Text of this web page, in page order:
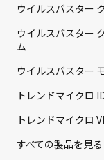
ウイルスバスター
ウイルスバスター
ム
ウイルスバスター
トレンドマイクロ
トレンドマイクロ
すべての製品を見る